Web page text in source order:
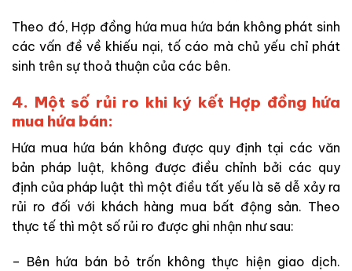
Theo đó, Hợp đồng hứa mua hứa bán không phát sinh
các vấn đề về khiếu nại, tố cáo mà chủ yếu chỉ phát
sinh trên sự thoả thuận của các bên.
4. Một số rủi ro khi ký kết Hợp đồng hứa
mua hứa bán:
Hứa mua hứa bán không được quy định tại các văn
bản pháp luật, không được điều chỉnh bởi các quy
định của pháp luật thì một điều tất yếu là sẽ dễ xảy ra
rủi ro đối với khách hàng mua bất động sản. Theo
thực tế thì một số rủi ro được ghi nhận như sau:
– Bên hứa bán bỏ trốn không thực hiện giao dịch.